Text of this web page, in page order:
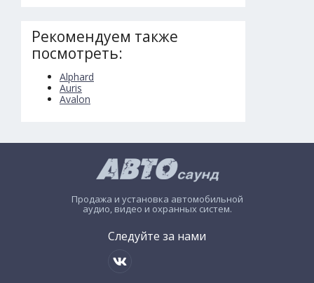
Рекомендуем также
посмотреть:
Alphard
Auris
Avalon
Продажа и установка автомобильной
аудио, видео и охранных систем.
Следуйте за нами